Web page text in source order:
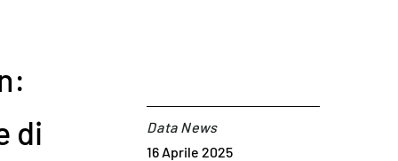
di
Data News
16 Aprile 2025